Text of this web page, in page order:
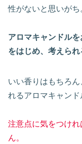
性がないと思いがち
アロマキャンドル
をはじめ、考えられ
いい香りはもちろ
れるアロマキャンド
注意点に気をつけ
ん。